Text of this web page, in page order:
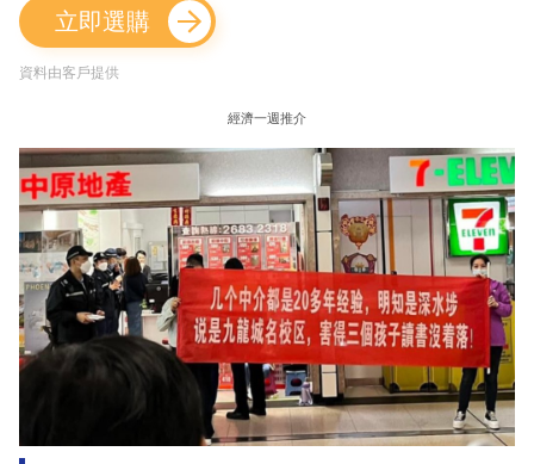
立即選購
資料由客戶提供
經濟一週推介